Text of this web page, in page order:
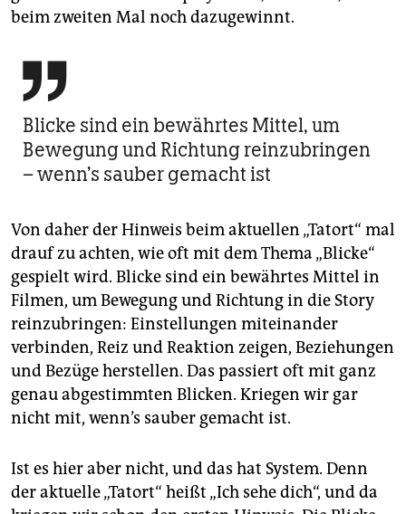
beim zweiten Mal noch dazugewinnt.

Blicke sind ein bewährtes Mittel, um
Bewegung und Richtung reinzubringen
– wenn’s sauber gemacht ist
Von daher der Hinweis beim aktuellen „Tatort“ mal
drauf zu achten, wie oft mit dem Thema „Blicke“
gespielt wird. Blicke sind ein bewährtes Mittel in
Filmen, um Bewegung und Richtung in die Story
reinzubringen: Einstellungen miteinander
verbinden, Reiz und Reaktion zeigen, Beziehungen
und Bezüge herstellen. Das passiert oft mit ganz
genau abgestimmten Blicken. Kriegen wir gar
nicht mit, wenn’s sauber gemacht ist.
Ist es hier aber nicht, und das hat System. Denn
der aktuelle „Tatort“ heißt „Ich sehe dich“, und da